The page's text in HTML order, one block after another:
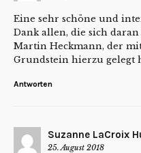
Eine sehr schöne und
Dank allen, die sich
Martin Heckmann, der
Grundstein hierzu gelegt
Antworten
Suzanne LaCroix
25. August 2018